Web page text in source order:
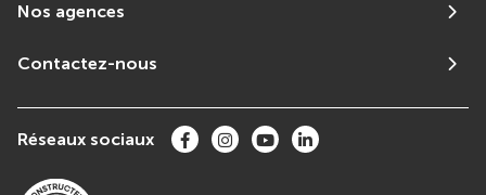
Nos agences
Contactez-nous
Réseaux sociaux